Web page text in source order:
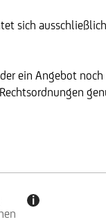
sich
ein Angebot
i